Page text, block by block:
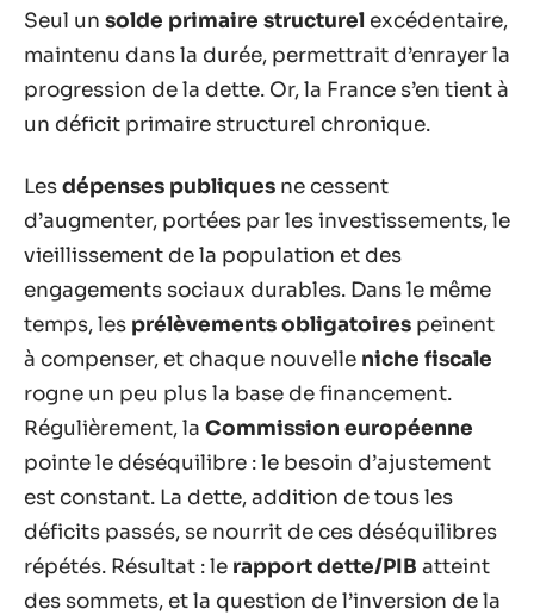
Seul un solde primaire structurel excédentaire,
maintenu dans la durée, permettrait d’enrayer la
progression de la dette. Or, la France s’en tient à
un déficit primaire structurel chronique.
Lesdépenses publiques ne cessent
d’augmenter, portées par les investissements, le
vieillissement de la population et des
engagements sociaux durables. Dans le même
temps, les prélèvements obligatoires peinent
à compenser, et chaque nouvelle niche fiscale
rogne un peu plus la base de financement.
Régulièrement, la Commission européenne
pointe le déséquilibre : le besoin d’ajustement
est constant. La dette, addition de tous les
déficits passés, se nourrit de ces déséquilibres
répétés. Résultat : le rapport dette/PIB atteint
des sommets, et la question de l’inversion de la